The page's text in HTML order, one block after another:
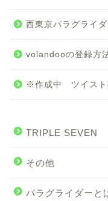
西東京パラグライ
volandooの登録方
※作成中 ツイスト
TRIPLE SEVEN
その他
パラグライダーと